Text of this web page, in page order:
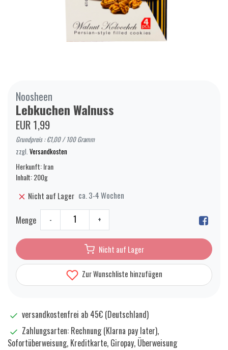
Noosheen
Lebkuchen Walnuss
EUR 1,99
Grundpreis : €1,00 / 100 Gramm
zzgl. Versandkosten
Herkunft: Iran
Inhalt: 200g
Nicht auf Lager ca. 3-4 Wochen
Menge - +
Nicht auf Lager
Zur Wunschliste hinzufügen
versandkostenfrei ab 45€ (Deutschland)
Zahlungsarten: Rechnung (Klarna pay later),
Sofortüberweisung, Kreditkarte, Giropay, Überweisung